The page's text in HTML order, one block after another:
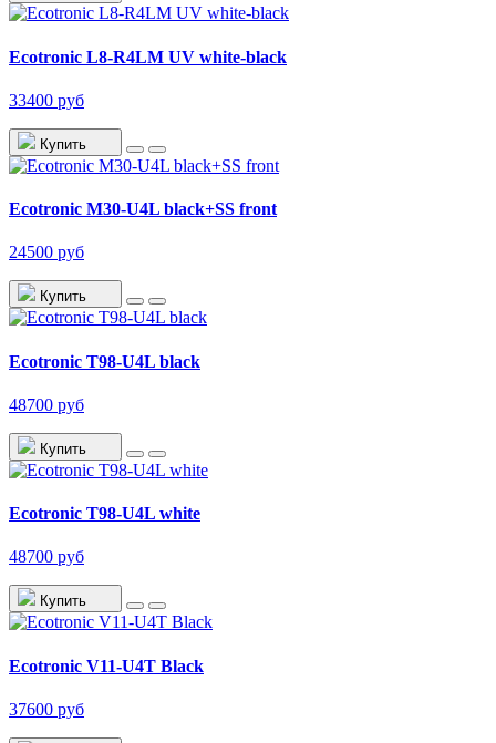
Ecotronic L8-R4LM UV white-black
33400 руб
Купить
Ecotronic M30-U4L black+SS front
24500 руб
Купить
Ecotronic T98-U4L black
48700 руб
Купить
Ecotronic T98-U4L white
48700 руб
Купить
Ecotronic V11-U4T Black
37600 руб